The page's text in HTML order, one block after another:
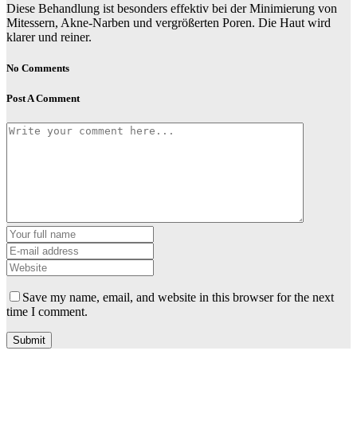
Diese Behandlung ist besonders effektiv bei der Minimierung von
Mitessern, Akne-Narben und vergrößerten Poren. Die Haut wird
klarer und reiner.
No Comments
Post A Comment
Save my name, email, and website in this browser for the next
time I comment.